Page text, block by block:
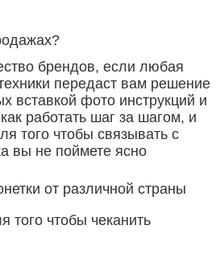
брендов, если любая
передаст вам решение
вставкой фото инструкций и
работать шаг за шагом, и
того чтобы связывать с
вы не поймете ясно
от различной страны
того чтобы чеканить